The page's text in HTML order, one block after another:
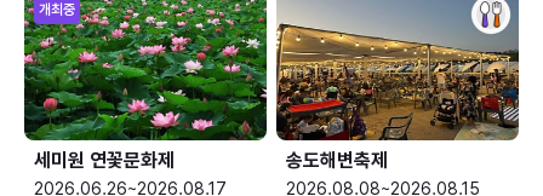
개최중
세미원 연꽃문화제
2026.06.26~2026.08.17
송도해변축제
2026.08.08~2026.08.15